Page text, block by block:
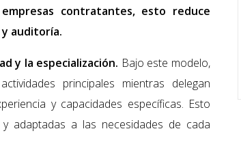
contratantes, esto reduce
auditoría.
y la especialización. Bajo este modelo,
principales mientras delegan
y capacidades específicas. Esto
adaptadas a las necesidades de cada